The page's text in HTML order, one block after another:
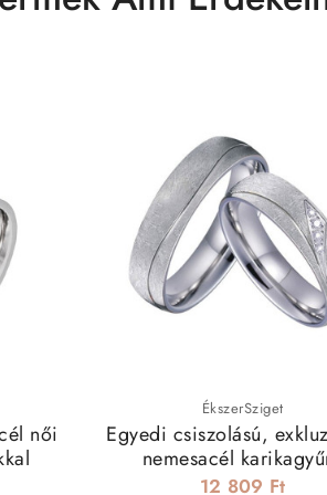
női
ÉkszerSziget
Egyedi csiszolású,
nemesacél
12 809 Ft